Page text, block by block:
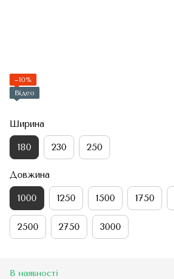
−10%
Відео
Ширина
180 230 250
Довжина
1000 1250 1500 1750
2500 2750 3000
В наявності